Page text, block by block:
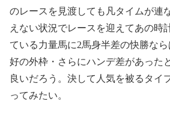
のレースを見渡しても凡タイムが連
えない状況でレースを迎えてあの時
ている力量馬に2馬身半差の快勝な
好の外枠・さらにハンデ差があった
良いだろう。決して人気を被るタイ
ってみたい。